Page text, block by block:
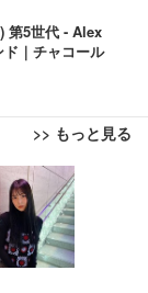
第5世代 - Alex
｜チャコール
>> もっと見る
ワーク 疲れな
ト 約105度ロッ
降 強化ナイロ
ーク H-WY01
ー | FlexScan
Type-C・ホワ
型 レギュラー 1